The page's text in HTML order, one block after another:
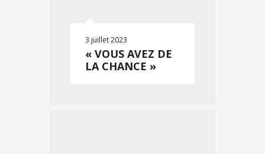
3 juillet 2023
« VOUS AVEZ DE
LA CHANCE »